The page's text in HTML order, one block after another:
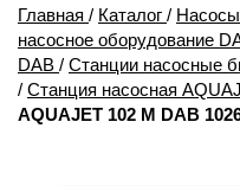
Главная / Каталог /
насосное оборудование
DAB / Станции насосные
/ Станция насосная
AQUAJET 102 M DAB